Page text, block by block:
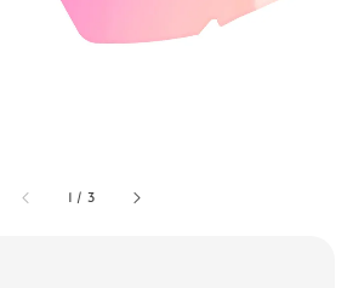
1 / 3